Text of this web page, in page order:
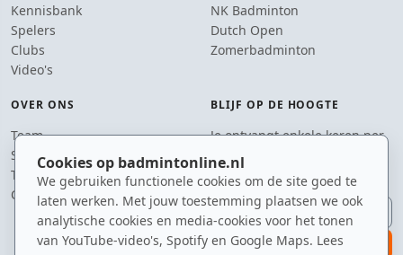
Cookies op badmintonline.nl
We gebruiken functionele cookies om de site goed te
laten werken. Met jouw toestemming plaatsen we ook
analytische cookies en media-cookies voor het tonen
van YouTube-video's, Spotify en Google Maps. Lees
Kennisbank
Spelers
Clubs
Video's
NK Badminton
Dutch Open
Zomerbadminton
OVER ONS
Team
Supporters
Tip de redactie
Contact
BLIJF OP DE HOOGTE
Je ontvangt enkele keren per
jaar een e-mail met het
laatste badmintonnieuws.
E-mailadres
aanmelden